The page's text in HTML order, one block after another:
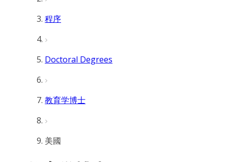
程序
Doctoral Degrees
教育学博士
美國